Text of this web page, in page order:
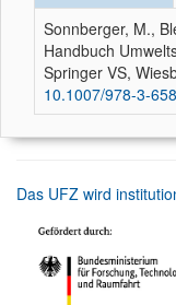
Sonnberger, M.,
Handbuch
Springer VS,
10.1007/978-3-
Das UFZ wird